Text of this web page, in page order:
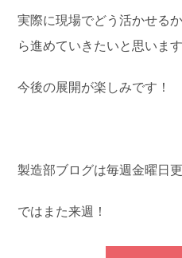
実際に現場でどう活かせる
ら進めていきたいと思います
今後の展開が楽しみです！
製造部ブログは毎週金曜日
ではまた来週！